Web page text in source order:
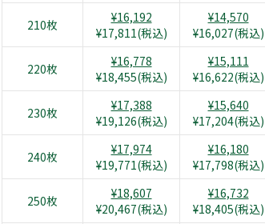
210枚
¥16,192
¥17,811(税込)
¥14,570
¥16,027(税込)
220枚
¥16,778
¥18,455(税込)
¥15,111
¥16,622(税込)
230枚
¥17,388
¥19,126(税込)
¥15,640
¥17,204(税込)
240枚
¥17,974
¥19,771(税込)
¥16,180
¥17,798(税込)
250枚
¥18,607
¥20,467(税込)
¥16,732
¥18,405(税込)